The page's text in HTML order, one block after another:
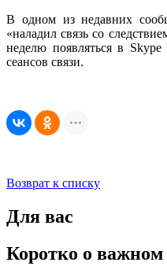
В одном из недавних
«наладил связь со
неделю появляться в
сеансов связи.
Возврат к списку
Для вас
Коротко о важном